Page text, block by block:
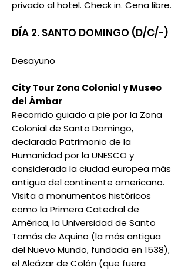
privado al hotel. Check in. Cena libre.
DÍA 2. SANTO DOMINGO (D/C/-)
Desayuno
City Tour Zona Colonial y Museo
del Ámbar
Recorrido guiado a pie por la Zona
Colonial de Santo Domingo,
declarada Patrimonio de la
Humanidad por la UNESCO y
considerada la ciudad europea más
antigua del continente americano.
Visita a monumentos históricos
como la Primera Catedral de
América, la Universidad de Santo
Tomás de Aquino (la más antigua
del Nuevo Mundo, fundada en 1538),
el Alcázar de Colón (que fuera